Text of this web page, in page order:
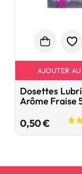
AJOUTER AU
Dosettes
Arôme Fraise
0,50 €Prix